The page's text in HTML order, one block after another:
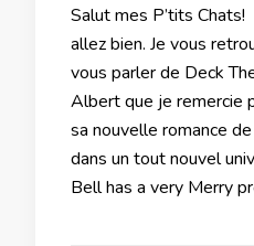
Salut mes P’tits Chats!
allez bien. Je vous
vous parler de Deck
Albert que je remercie
sa nouvelle romance
dans un tout nouvel
Bell has a very Merry